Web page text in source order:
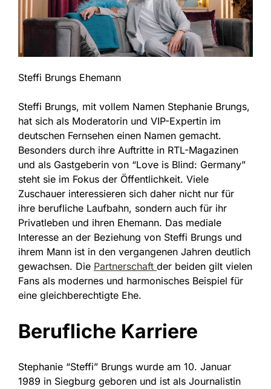
Steffi Brungs Ehemann
Steffi Brungs, mit vollem Namen Stephanie Brungs,
hat sich als Moderatorin und VIP-Expertin im
deutschen Fernsehen einen Namen gemacht.
Besonders durch ihre Auftritte in RTL-Magazinen
und als Gastgeberin von “Love is Blind: Germany”
steht sie im Fokus der Öffentlichkeit. Viele
Zuschauer interessieren sich daher nicht nur für
ihre berufliche Laufbahn, sondern auch für ihr
Privatleben und ihren Ehemann. Das mediale
Interesse an der Beziehung von Steffi Brungs und
ihrem Mann ist in den vergangenen Jahren deutlich
gewachsen. Die Partnerschaft der beiden gilt vielen
Fans als modernes und harmonisches Beispiel für
eine gleichberechtigte Ehe.
Berufliche Karriere
Stephanie “Steffi” Brungs wurde am 10. Januar
1989 in Siegburg geboren und ist als Journalistin